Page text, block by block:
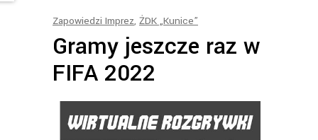
Zapowiedzi Imprez, ŻDK „Kunice”
Gramy jeszcze raz w
FIFA 2022